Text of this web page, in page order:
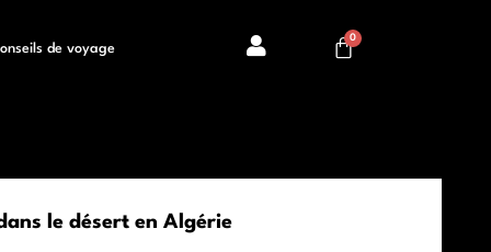
de voyage
le désert en Algérie